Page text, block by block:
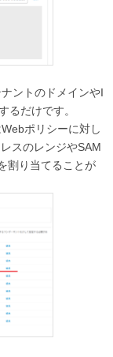
ントのドメインやI
るだけです。
ポリシーに対し
スのレンジやSAM
割り当てることが